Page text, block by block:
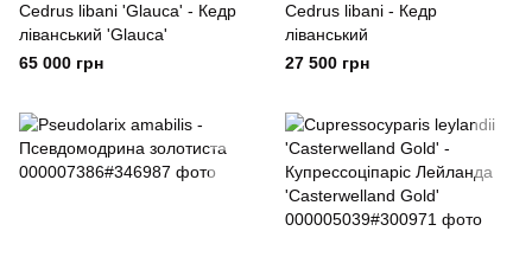
Cedrus libani 'Glauca' - Кедр
ліванський 'Glauca'
65 000 грн
Cedrus libani - Кедр
ліванський
27 500 грн